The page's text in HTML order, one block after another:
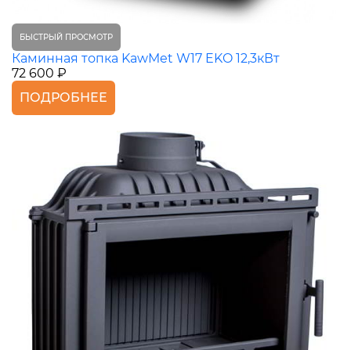
БЫСТРЫЙ ПРОСМОТР
Каминная топка KawMet W17 EKO 12,3кВт
72 600 ₽
ПОДРОБНЕЕ